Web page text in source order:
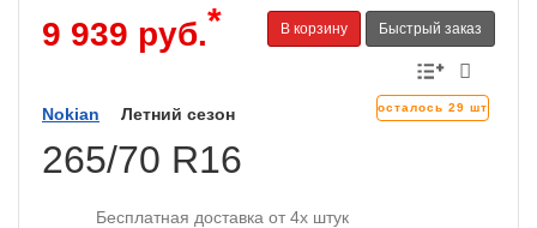
9 939 руб.* В корзину Быстрый заказ
Nokian Летний сезон осталось 29 шт
265/70 R16
Бесплатная доставка от 4х штук